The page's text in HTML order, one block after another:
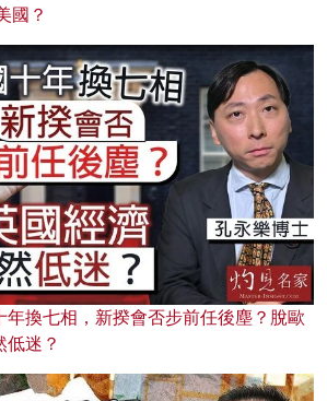
國？
年換七相，新揆會否步前任後塵？脫歐
低迷？